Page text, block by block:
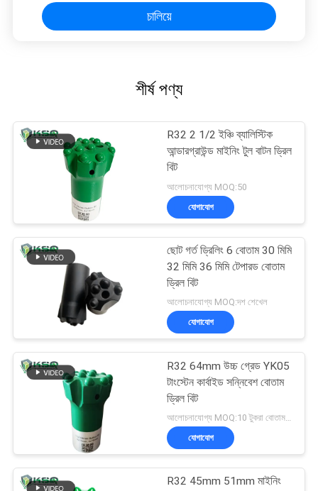
চালিয়ে
শীর্ষ পণ্য
R32 2 1/2 ইঞ্চি ব্যালিস্টিক
আন্ডারগ্রাউন্ড মাইনিং টুল বাটন ড্রিল
বিট
আলোচনাযোগ্য MOQ:50
যোগাযোগ
ছোট গর্ত ড্রিলিং 6 বোতাম 30 মিমি
32 মিমি 36 মিমি টেপারড বোতাম
ড্রিল বিট
আলোচনাযোগ্য MOQ:দশ শেখেল
যোগাযোগ
R32 64mm উচ্চ গ্রেড YK05
টাংস্টেন কার্বাইড সন্নিবেশ বোতাম
ড্রিল বিট
আলোচনাযোগ্য MOQ:10 টুকরা বোতাম বিট
যোগাযোগ
R32 45mm 51mm মাইনিং